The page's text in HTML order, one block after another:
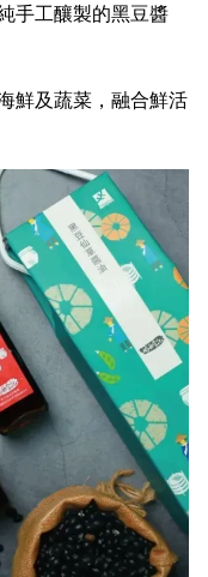
手工釀製的黑豆醬
鮮及蔬菜，融合鮮活